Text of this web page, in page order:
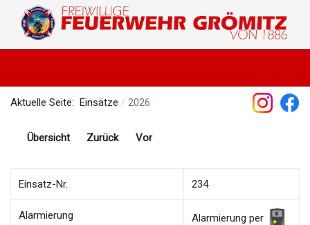
Aktuelle Seite: Einsätze 2026
Übersicht Zurück Vor
Einsatz-Nr. 234
Alarmierung
Alarmierung per